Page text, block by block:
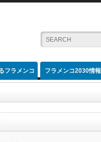
フラメンコ フラメンコ2030情報
か）ドリルダウン（絞り込み）